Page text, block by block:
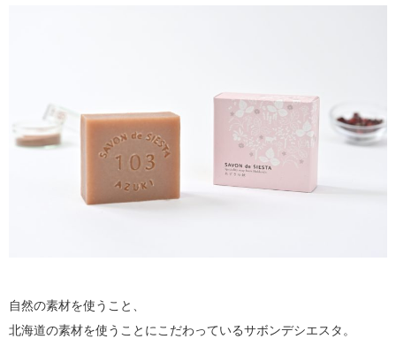
自然の素材を使うこと、
北海道の素材を使うことにこだわっているサボンデシエスタ。